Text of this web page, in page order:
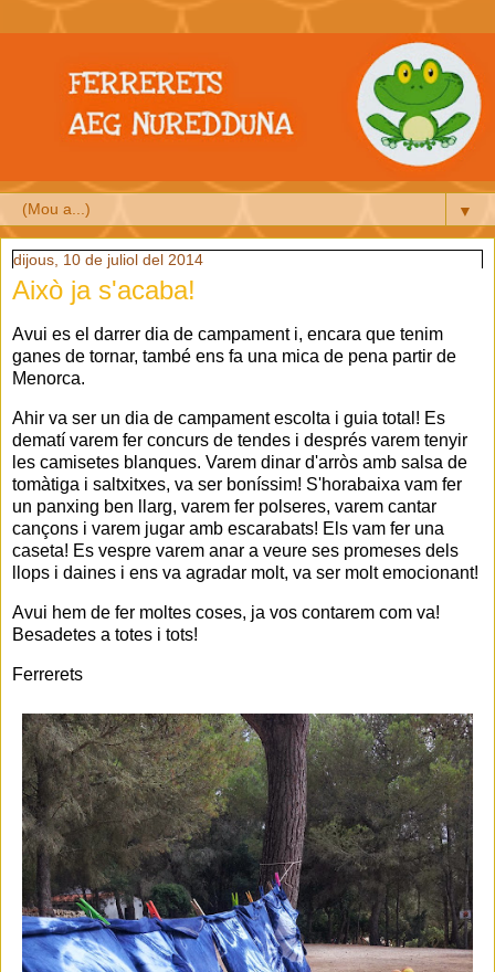
▼
dijous, 10 de juliol del 2014
Això ja s'acaba!
Avui es el darrer dia de campament i, encara que tenim
ganes de tornar, també ens fa una mica de pena partir de
Menorca.
Ahir va ser un dia de campament escolta i guia total! Es
dematí varem fer concurs de tendes i després varem tenyir
les camisetes blanques. Varem dinar d'arròs amb salsa de
tomàtiga i saltxitxes, va ser boníssim! S'horabaixa vam fer
un panxing ben llarg, varem fer polseres, varem cantar
cançons i varem jugar amb escarabats! Els vam fer una
caseta! Es vespre varem anar a veure ses promeses dels
llops i daines i ens va agradar molt, va ser molt emocionant!
Avui hem de fer moltes coses, ja vos contarem com va!
Besadetes a totes i tots!
Ferrerets